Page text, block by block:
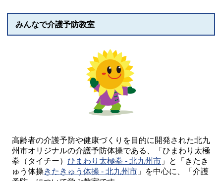
みんなで介護予防教室
高齢者の介護予防や健康づくりを目的に開発された北九
州市オリジナルの介護予防体操である、「ひまわり太極
拳（タイチー） ひまわり太極拳 - 北九州市 」と「きたき
ゅう体操きたきゅう体操 - 北九州市 」を中心に、「介護